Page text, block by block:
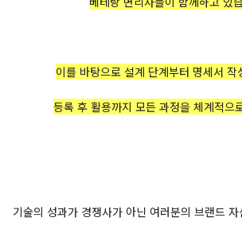
이를 바탕으로 설계 단계부터 명세서 작
등록 후 활용까지 모든 과정을 체계적으
기술의 성과가 경쟁사가 아닌 여러분의 브랜드